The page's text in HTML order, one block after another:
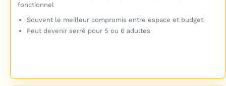
fonctionnel
Souvent le meilleur compromis entre espace et budget
Peut devenir serré pour 5 ou 6 adultes